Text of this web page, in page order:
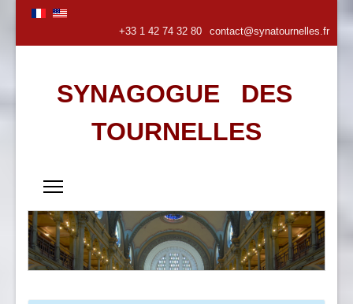
+33 1 42 74 32 80 contact@synatournelles.fr
SYNAGOGUE DES
TOURNELLES